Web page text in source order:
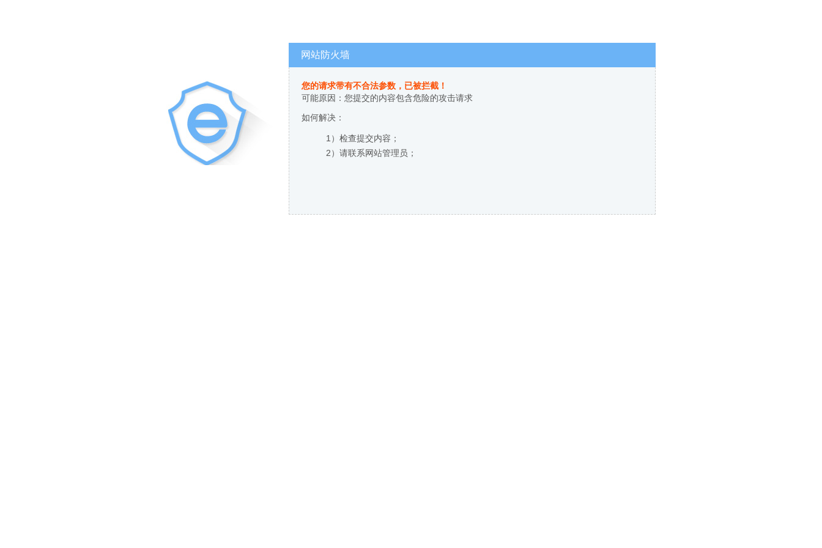
网站防火墙
您的请求带有不合法参数，已被拦截！
可能原因：您提交的内容包含危险的攻击请求
如何解决：
1）检查提交内容；
2）请联系网站管理员；